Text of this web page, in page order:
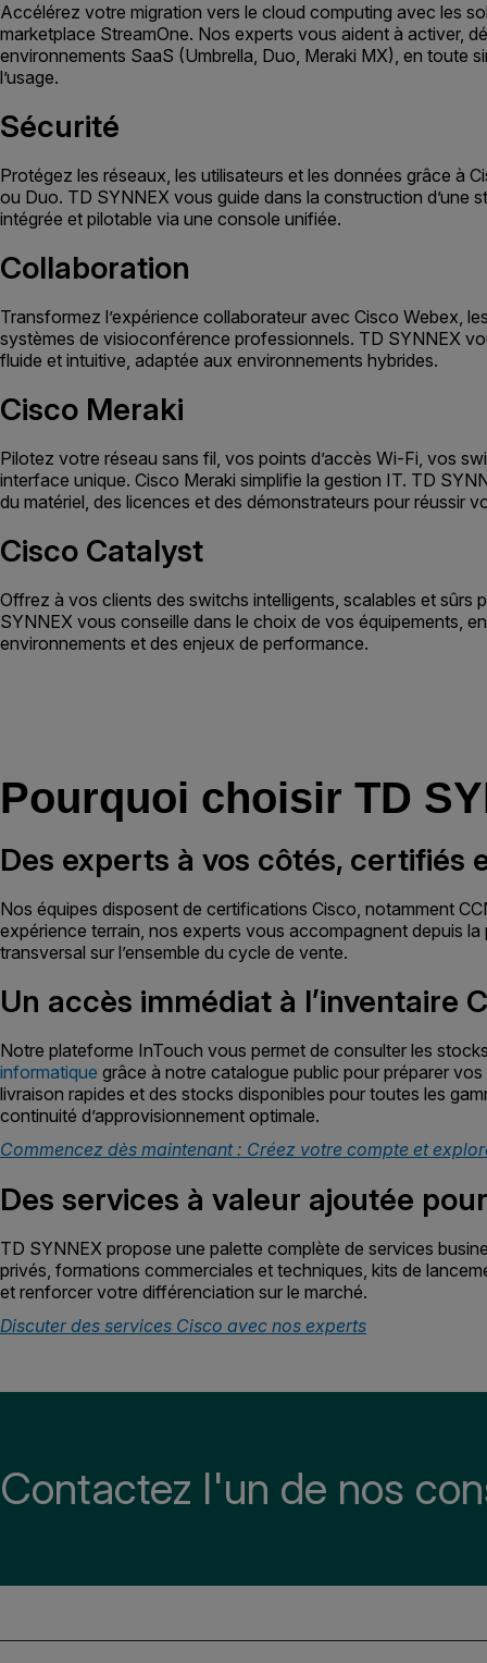
Accélérez votre migration vers le cloud computing avec les
marketplace StreamOne. Nos experts vous aident à activer,
environnements SaaS (Umbrella, Duo, Meraki MX), en toute
l’usage.
Sécurité
Protégez les réseaux, les utilisateurs et les données grâce à
ou Duo. TD SYNNEX vous guide dans la construction d’une
intégrée et pilotable via une console unifiée.
Collaboration
Transformez l’expérience collaborateur avec Cisco Webex,
systèmes de visioconférence professionnels. TD SYNNEX
fluide et intuitive, adaptée aux environnements hybrides.
Cisco Meraki
Pilotez votre réseau sans fil, vos points d’accès Wi-Fi, vos
interface unique. Cisco Meraki simplifie la gestion IT. TD
du matériel, des licences et des démonstrateurs pour réussir
Cisco Catalyst
Offrez à vos clients des switchs intelligents, scalables et sûrs
SYNNEX vous conseille dans le choix de vos équipements,
environnements et des enjeux de performance.
Pourquoi choisir TD
Des experts à vos côtés, certifiés
Nos équipes disposent de certifications Cisco, notamment
expérience terrain, nos experts vous accompagnent depuis la
transversal sur l’ensemble du cycle de vente.
Un accès immédiat à l’inventaire
Notre plateforme InTouch vous permet de consulter les
informatique grâce à notre catalogue public pour préparer
livraison rapides et des stocks disponibles pour toutes les
continuité d’approvisionnement optimale.
Commencez dès maintenant : Créez votre compte et
Des services à valeur ajoutée
TD SYNNEX propose une palette complète de services
privés, formations commerciales et techniques, kits de
et renforcer votre différenciation sur le marché.
Discuter des services Cisco avec nos experts
Contactez l'un de nos